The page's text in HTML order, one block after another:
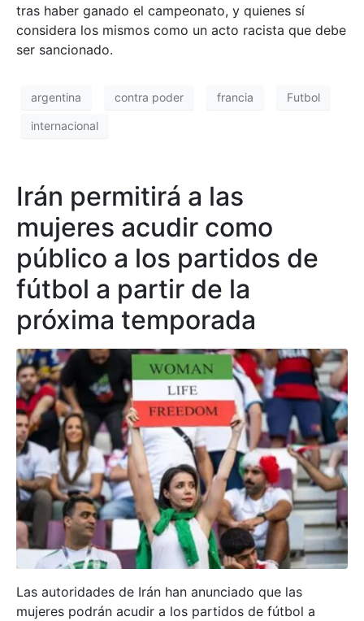
tras haber ganado el campeonato, y quienes sí
considera los mismos como un acto racista que debe
ser sancionado.
argentina contra poder francia Futbol
internacional
Irán permitirá a las
mujeres acudir como
público a los partidos de
fútbol a partir de la
próxima temporada
Las autoridades de Irán han anunciado que las
mujeres podrán acudir a los partidos de fútbol a